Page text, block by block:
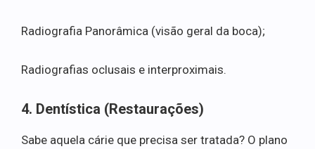
Radiografia Panorâmica (visão geral da boca);
Radiografias oclusais e interproximais.
4. Dentística (Restaurações)
Sabe aquela cárie que precisa ser tratada? O plano